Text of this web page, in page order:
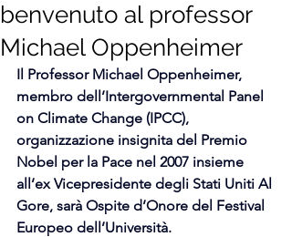
benvenuto al professor
Michael Oppenheimer
Il Professor Michael Oppenheimer,
membro dell’Intergovernmental Panel
on Climate Change (IPCC),
organizzazione insignita del Premio
Nobel per la Pace nel 2007 insieme
all’ex Vicepresidente degli Stati Uniti Al
Gore, sarà Ospite d’Onore del Festival
Europeo dell’Università.